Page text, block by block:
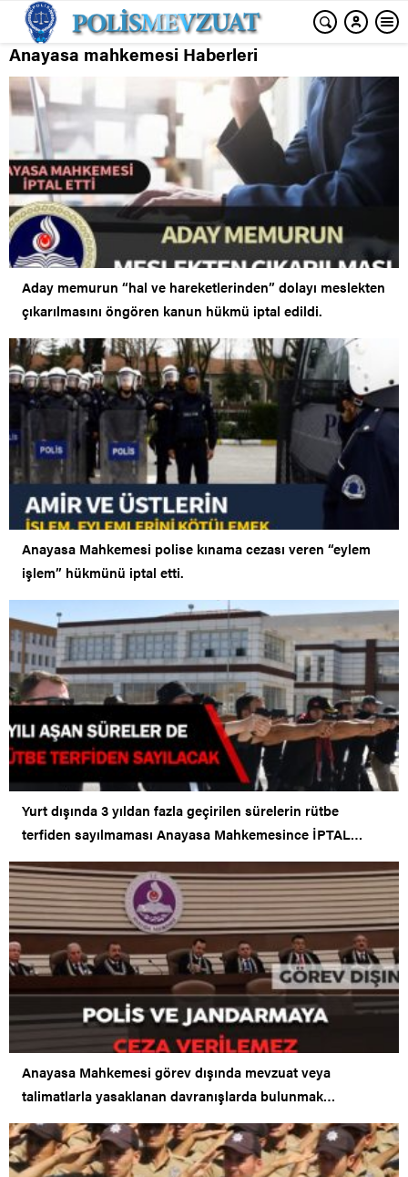
Anayasa mahkemesi Haberleri
Aday memurun “hal ve hareketlerinden” dolayı meslekten
çıkarılmasını öngören kanun hükmü iptal edildi.
Anayasa Mahkemesi polise kınama cezası veren “eylem
işlem” hükmünü iptal etti.
Yurt dışında 3 yıldan fazla geçirilen sürelerin rütbe
terfiden sayılmaması Anayasa Mahkemesince İPTAL
edildi.
Anayasa Mahkemesi görev dışında mevzuat veya
talimatlarla yasaklanan davranışlarda bulunmak
maddesini iptal etti.